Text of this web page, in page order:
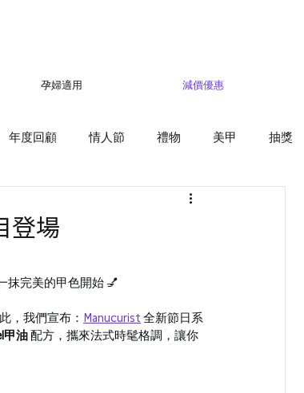
減價優惠
孕婦適用
年度回顧 情人節 禮物 美甲 抽獎
登場
抹完美的甲色開始 💅
，我們宣布： Manucurist 全新節日系
甲油 配方，攜來法式時髦格調，讓你